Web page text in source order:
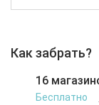
Как забрать?
16
Бесплатно